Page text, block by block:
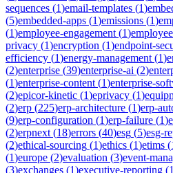
sequences (1)email-templates (1)
(5)embedded-apps (1)emissions (1)
(1)employee-engagement (1)
privacy (1)encryption (1)endpoint-
efficiency (1)energy-management (1)
(2)enterprise (39)enterprise-ai (2)
(1)enterprise-content (1)enterprise-
(2)epicor-kinetic (1)eprivacy (1)
(2)erp (225)erp-architecture (1)erp-
(9)erp-configuration (1)erp-failure (1)
(2)erpnext (18)errors (40)esg (5)esg-
(2)ethical-sourcing (1)ethics (1)etims (
(1)europe (2)evaluation (3)event-
(3)exchanges (1)executive-reporting (1